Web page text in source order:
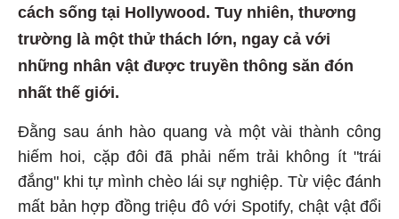
cách sống tại Hollywood. Tuy nhiên, thương
trường là một thử thách lớn, ngay cả với
những nhân vật được truyền thông săn đón
nhất thế giới.
Đằng sau ánh hào quang và một vài thành công
hiếm hoi, cặp đôi đã phải nếm trải không ít "trái
đắng" khi tự mình chèo lái sự nghiệp. Từ việc đánh
mất bản hợp đồng triệu đô với Spotify, chật vật đổi